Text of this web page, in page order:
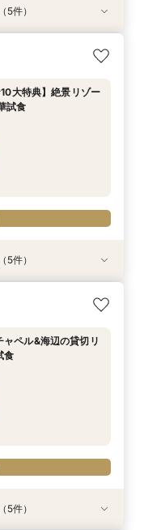
ちゃんも一緒！貸切
ース試食＆10大特典
会】スマホで簡単！
の豪華フレンチ試食
」アップ額が少ない
5件）
大特典】絶景リゾー
試食
の豪華フレンチ試食
ース試食＆10大特典
」アップ額が少ない
ちゃんも一緒！貸切
会】スマホで簡単！
5件）
ャペル&海辺の貸切リ
食
5件）